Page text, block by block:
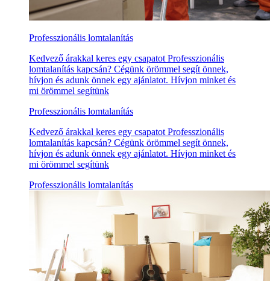
Professzionális lomtalanítás
Kedvező árakkal keres egy csapatot Professzionális
lomtalanítás kapcsán? Cégünk örömmel segít önnek,
hívjon és adunk önnek egy ajánlatot. Hívjon minket és
mi örömmel segítünk
Professzionális lomtalanítás
Kedvező árakkal keres egy csapatot Professzionális
lomtalanítás kapcsán? Cégünk örömmel segít önnek,
hívjon és adunk önnek egy ajánlatot. Hívjon minket és
mi örömmel segítünk
Professzionális lomtalanítás